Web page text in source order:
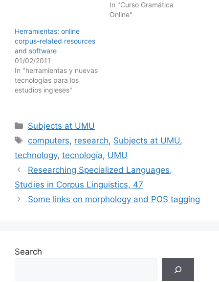
In "Curso Gramática
Online"
Herramientas: online
corpus-related resources
and software
01/02/2011
In "herramientas y nuevas
tecnologías para los
estudios ingleses"
Categories
Subjects at UMU
Tags
computers, research, Subjects at UMU,
technology, tecnología, UMU
Researching Specialized Languages,
Studies in Corpus Linguistics, 47
Some links on morphology and POS tagging
Search